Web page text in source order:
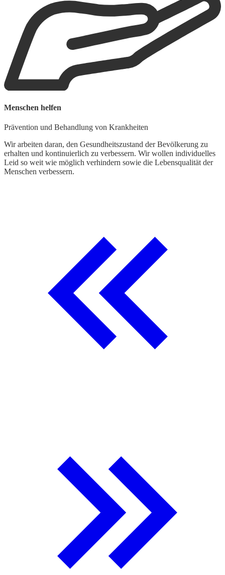
Menschen helfen
Prävention und Behandlung von Krankheiten
Wir arbeiten daran, den Gesundheitszustand der Bevölkerung zu
erhalten und kontinuierlich zu verbessern. Wir wollen individuelles
Leid so weit wie möglich verhindern sowie die Lebensqualität der
Menschen verbessern.